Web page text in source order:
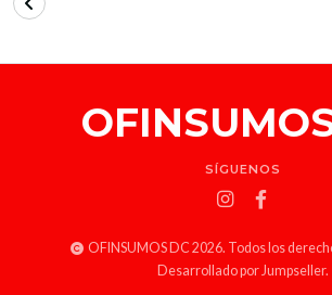
SÍGUENOS
OFINSUMOS DC 2026. Todos los
Desarrollado por Jumpseller.